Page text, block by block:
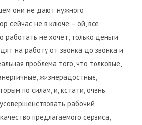
они не дают нужного
сейчас не в ключе – ой, все
работать не хочет, только деньги
на работу от звонка до звонка и
проблема того, что толковые,
жизнерадостные,
по силам, и, кстати, очень
рабочий
предлагаемого сервиса,